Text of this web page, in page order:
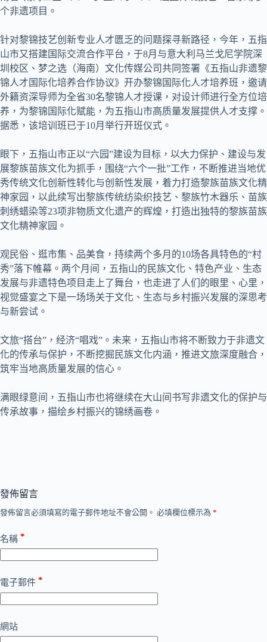
个非遗项目。
针对黎锦技艺创新专业人才匮乏的问题探寻新路径，今年，五指
山市又搭建国际交流合作平台，于8月与意大利马兰戈尼学院深
圳校区、梦之选（海南）文化传媒公司共同签署《五指山非遗黎
锦人才国际化培养合作协议》开办黎锦国际化人才培养班，邀请
外籍资深导师为全省30名黎锦人才授课，对设计师进行全方位培
养，为黎锦国际化赋能，为五指山市高质量发展提供人才支撑。
据悉，该培训班已于10月举行开班仪式。
眼下，五指山市正以“六园”建设为目标，以大力保护、建设与发
展黎族苗族文化为抓手，围绕“六个一批”工作，不断推进当地优
秀传统文化创新性转化与创新性发展，着力打造黎族苗族文化精
神家园，以此续写出黎族传统纺染织技艺、黎族竹木器乐、苗族
刺绣蜡染等23项非物质文化遗产的辉煌，打造出独特的黎族苗族
文化精神家园。
观民俗、逛市集、品美食，持续两个多月的10场各具特色的“村
秀”落下帷幕。两个月间，五指山的民族文化、特色产业、生态
发展与非遗特色项目走上了舞台，也走进了人们的眼里、心里，
视觉盛宴之下是一场场关于文化、生态与乡村振兴发展的深思考
与新尝试。
文旅“搭台”，经济“唱戏”。未来，五指山市将不断致力于非遗文
化的传承与保护，不断挖掘民族文化内涵，推进文旅深度融合，
筑牢当地高质量发展的信心。
满眼绿意间，五指山市也将继续在大山间书写非遗文化的保护与
传承故事，描绘乡村振兴的锦绣画卷。
發佈留言
發佈留言必須填寫的電子郵件地址不會公開。 必填欄位標示為 *
名稱 *
電子郵件 *
網站